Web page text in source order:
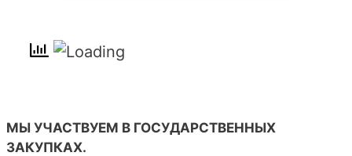
МЫ УЧАСТВУЕМ В ГОСУДАРСТВЕННЫХ
ЗАКУПКАХ.